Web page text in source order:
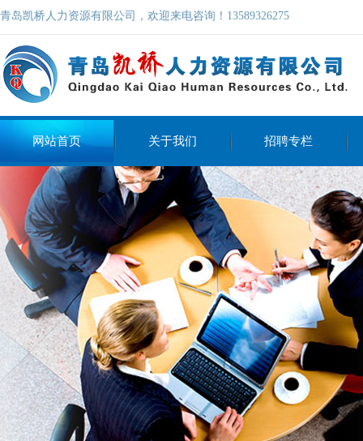
青岛凯桥人力资源有限公司，欢迎来电咨询！13589326275
网站首页 关于我们 招聘专栏